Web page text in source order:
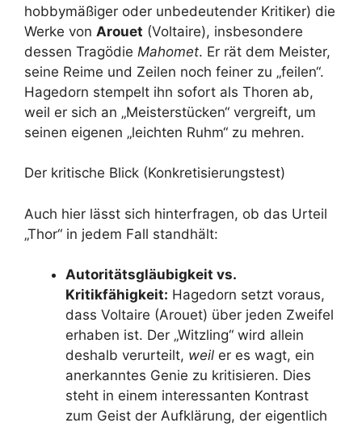
hobbymäßiger oder unbedeutender Kritiker) die
Werke von Arouet (Voltaire), insbesondere
dessen Tragödie Mahomet. Er rät dem Meister,
seine Reime und Zeilen noch feiner zu „feilen“.
Hagedorn stempelt ihn sofort als Thoren ab,
weil er sich an „Meisterstücken“ vergreift, um
seinen eigenen „leichten Ruhm“ zu mehren.
Der kritische Blick (Konkretisierungstest)
Auch hier lässt sich hinterfragen, ob das Urteil
„Thor“ in jedem Fall standhält:
Autoritätsgläubigkeit vs.
Kritikfähigkeit: Hagedorn setzt voraus,
dass Voltaire (Arouet) über jeden Zweifel
erhaben ist. Der „Witzling“ wird allein
deshalb verurteilt, weil er es wagt, ein
anerkanntes Genie zu kritisieren. Dies
steht in einem interessanten Kontrast
zum Geist der Aufklärung, der eigentlich